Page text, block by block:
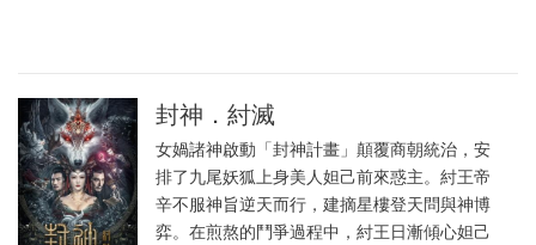
封神．紂滅
女媧諸神啟動「封神計畫」顛覆商朝統治，安
排了九尾妖狐上身美人妲己前來惑主。紂王帝
辛不服神旨逆天而行，建摘星樓登天問與神博
弈。在煎熬的鬥爭過程中，紂王日漸傾心妲己